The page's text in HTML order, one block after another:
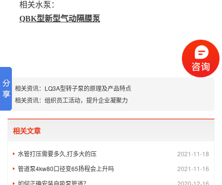
相关水泵：
QBK型新型气动隔膜泵
相关资讯： LQ3A型转子泵的原理及产品特点
相关资讯： 组织员工活动，提升企业凝聚力
相关文章
2021-11-18
水管打压需要多久,打多大的压
2021-11-16
管道泵4kw80口径变65扬程会上升吗
2020-12-16
如何正确安装自吸泵管道？